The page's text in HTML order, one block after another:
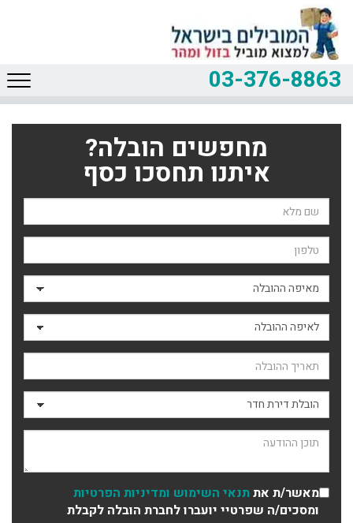
03-376-8863
מחפשים הובלה?
איתנו תחסכו כסף
שם השולח
טלפון
מאיפה ההובלה
לאיפה ההובלה
תאריך ההובלה
סוג ההובלה
תוכן ההודעה
מאשר/ת אתתנאי השימוש ומדיניות הפרטיות
ומסכים/ה שפרטיי יועברו לחברת הובלה לקבלת